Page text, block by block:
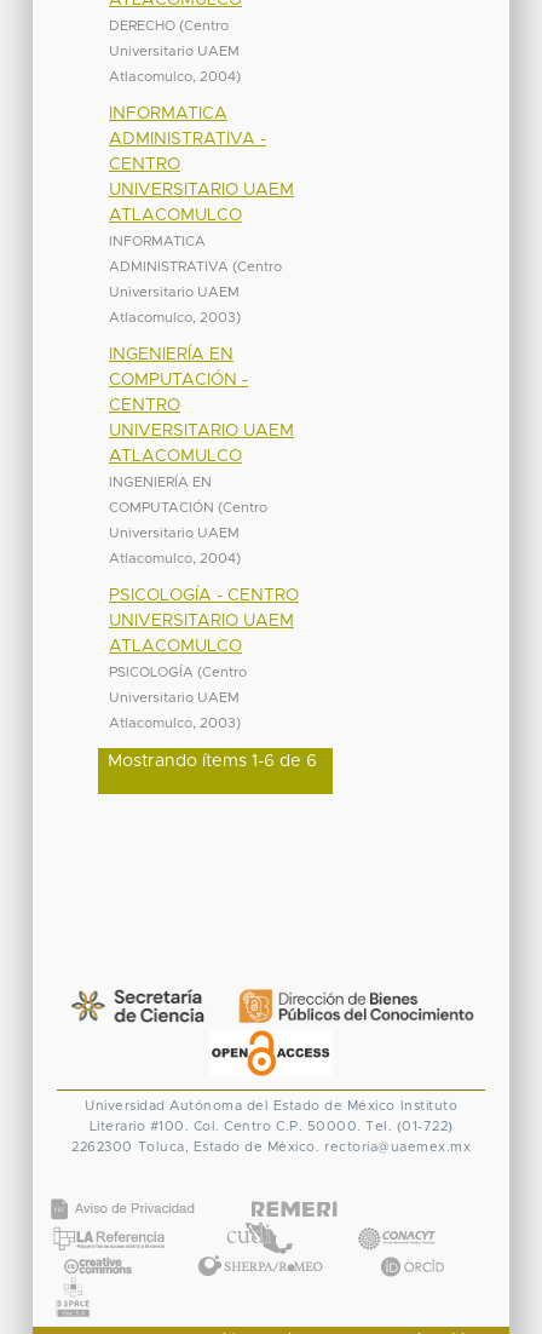
DERECHO (Centro
Universitario UAEM
Atlacomulco, 2004)
INFORMATICA
ADMINISTRATIVA -
CENTRO
UNIVERSITARIO UAEM
ATLACOMULCO
INFORMATICA
ADMINISTRATIVA (Centro
Universitario UAEM
Atlacomulco, 2003)
INGENIERÍA EN
COMPUTACIÓN -
CENTRO
UNIVERSITARIO UAEM
ATLACOMULCO
INGENIERÍA EN
COMPUTACIÓN (Centro
Universitario UAEM
Atlacomulco, 2004)
PSICOLOGÍA - CENTRO
UNIVERSITARIO UAEM
ATLACOMULCO
PSICOLOGÍA (Centro
Universitario UAEM
Atlacomulco, 2003)
Mostrando ítems 1-6 de 6
Universidad Autónoma del Estado de México
Instituto
Literario #100. Col. Centro C.P. 50000. Tel. (01-722)
2262300 Toluca, Estado de México. rectoria@uaemex.mx